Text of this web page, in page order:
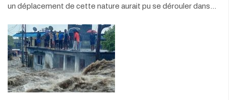
un déplacement de cette nature aurait pu se dérouler dans…